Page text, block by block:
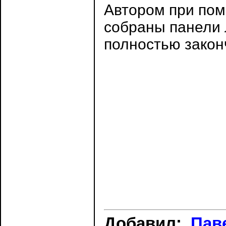
Автором при
собраны панели
полностью